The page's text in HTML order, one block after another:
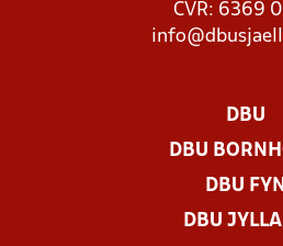
CVR: 6369
DBU
DBU
DBU FYN
DBU